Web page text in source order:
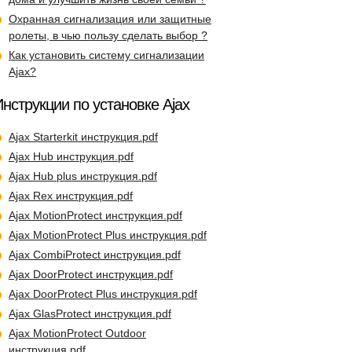
Охранная сигнализация или защитные
ролеты, в чью пользу сделать выбор ?
Как установить систему сигнализации
Ajax?
по установке Ajax
Ajax Starterkit инструкция.pdf
Ajax Hub инструкция.pdf
Ajax Hub plus инструкция.pdf
Ajax Rex инструкция.pdf
Ajax MotionProtect инструкция.pdf
Ajax MotionProtect Plus инструкция.pdf
Ajax CombiProtect инструкция.pdf
Ajax DoorProtect инструкция.pdf
Ajax DoorProtect Plus инструкция.pdf
Ajax GlasProtect инструкция.pdf
Ajax MotionProtect Outdoor